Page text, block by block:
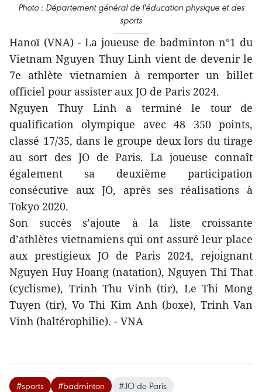
Photo : Département général de l'éducation physique et des
sports
Hanoï (VNA) - La joueuse de badminton n°1 du
Vietnam Nguyen Thuy Linh vient de devenir le
7e athlète vietnamien à remporter un billet
officiel pour assister aux JO de Paris 2024.
Nguyen Thuy Linh a terminé le tour de
qualification olympique avec 48 350 points,
classé 17/35, dans le groupe deux lors du tirage
au sort des JO de Paris. La joueuse connaît
également sa deuxième participation
consécutive aux JO, après ses réalisations à
Tokyo 2020.
Son succès s’ajoute à la liste croissante
d’athlètes vietnamiens qui ont assuré leur place
aux prestigieux JO de Paris 2024, rejoignant
Nguyen Huy Hoang (natation), Nguyen Thi That
(cyclisme), Trinh Thu Vinh (tir), Le Thi Mong
Tuyen (tir), Vo Thi Kim Anh (boxe), Trinh Van
Vinh (haltérophilie). - VNA
#sports #badminton #JO de Paris